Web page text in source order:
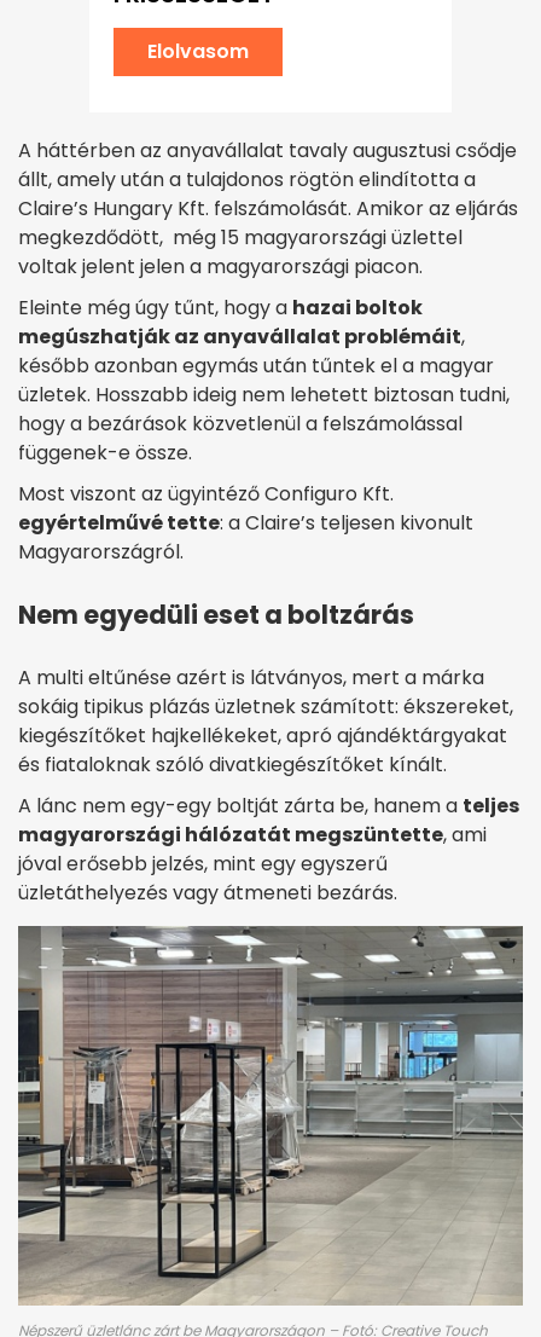
Elolvasom
A háttérben az anyavállalat tavaly augusztusi csődje
állt, amely után a tulajdonos rögtön elindította a
Claire’s Hungary Kft. felszámolását. Amikor az eljárás
megkezdődött, még 15 magyarországi üzlettel
voltak jelent jelen a magyarországi piacon.
Eleinte még úgy tűnt, hogy a hazai boltok
megúszhatják az anyavállalat problémáit,
később azonban egymás után tűntek el a magyar
üzletek. Hosszabb ideig nem lehetett biztosan tudni,
hogy a bezárások közvetlenül a felszámolással
függenek-e össze.
Most viszont az ügyintéző Configuro Kft.
egyértelművé tette: a Claire’s teljesen kivonult
Magyarországról.
Nem egyedüli eset a boltzárás
A multi eltűnése azért is látványos, mert a márka
sokáig tipikus plázás üzletnek számított: ékszereket,
kiegészítőket hajkellékeket, apró ajándéktárgyakat
és fiataloknak szóló divatkiegészítőket kínált.
A lánc nem egy-egy boltját zárta be, hanem a teljes
magyarországi hálózatát megszüntette, ami
jóval erősebb jelzés, mint egy egyszerű
üzletáthelyezés vagy átmeneti bezárás.
Népszerű üzletlánc zárt be Magyarországon – Fotó: Creative Touch